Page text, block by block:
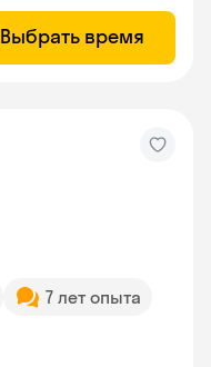
Выбрать время
7 лет опыта